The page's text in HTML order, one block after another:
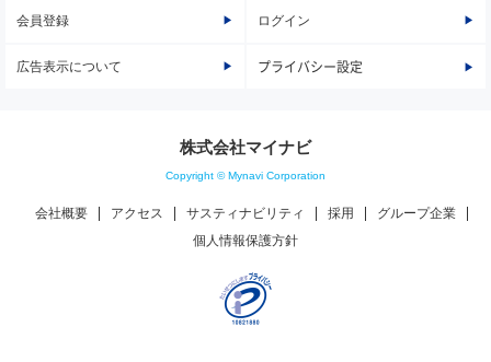
会員登録 ログイン
広告表示について プライバシー設定
株式会社マイナビ
Copyright © Mynavi Corporation
会社概要 アクセス サスティナビリティ 採用
グループ企業
個人情報保護方針